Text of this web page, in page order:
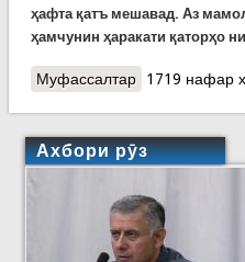
ҳафта қатъ мешавад. Аз
ҳамчунин ҳаракати қаторҳо
Муфассалтаро Навъи нави
1719 нафар
Ахбори рӯз